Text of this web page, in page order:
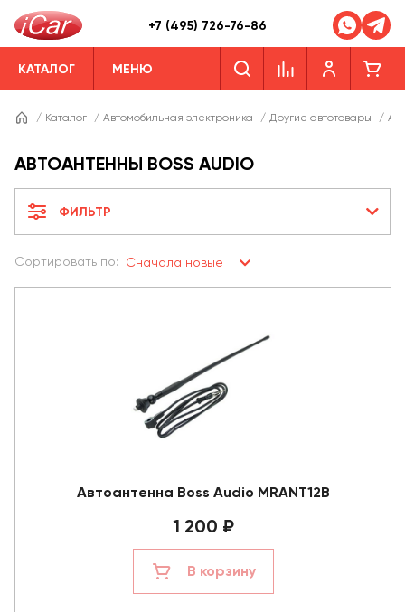
+7 (495) 726-76-86
КАТАЛОГ МЕНЮ
/ Каталог / Автомобильная электроника / Другие автотовары /
АВТОАНТЕННЫ BOSS AUDIO
ФИЛЬТР
Сортировать по: Сначала новые
Автоантенна Boss Audio MRANT12B
1 200 ₽
В корзину